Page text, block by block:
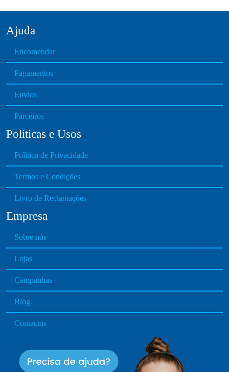
Ajuda
Encomendar
Pagamentos
Envios
Parceiros
Políticas e Usos
Política de Privacidade
Termos e Condições
Livro de Reclamações
Empresa
Sobre nós
Lojas
Campanhas
Blog
Contactos